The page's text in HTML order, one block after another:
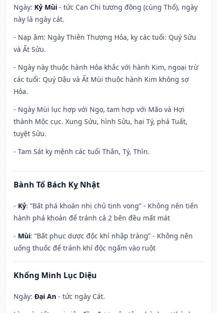
Ngày: Kỷ Mùi - tức Can Chi tương đồng (cùng Thổ), ngày
này là ngày cát.
- Nạp âm: Ngày Thiên Thượng Hỏa, kỵ các tuổi: Quý Sửu
và Ất Sửu.
- Ngày này thuộc hành Hỏa khắc với hành Kim, ngoại trừ
các tuổi: Quý Dậu và Ất Mùi thuộc hành Kim không sợ
Hỏa.
- Ngày Mùi lục hợp với Ngọ, tam hợp với Mão và Hợi
thành Mộc cục. Xung Sửu, hình Sửu, hại Tý, phá Tuất,
tuyệt Sửu.
- Tam Sát kỵ mệnh các tuổi Thân, Tý, Thìn.
Bành Tổ Bách Kỵ Nhật
- Kỷ: “Bất phá khoán nhị chủ tịnh vong” - Không nên tiến
hành phá khoán để tránh cả 2 bên đều mất mát
- Mùi: “Bất phục dược độc khí nhập tràng” - Không nên
uống thuốc để tránh khí độc ngấm vào ruột
Khổng Minh Lục Diệu
Ngày: Đại An - tức ngày Cát.